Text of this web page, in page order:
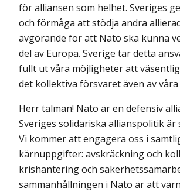
för alliansen som helhet. Sveriges
och förmåga att stödja andra
avgörande för att Nato ska kunna
del av Europa. Sverige tar detta
fullt ut våra möjligheter att
det kollektiva försvaret även av
Herr talman! Nato är en defensiv
Sveriges solidariska allianspolitik är
Vi kommer att engagera oss i
kärnuppgifter: avskräckning och
krishantering och
sammanhållningen i Nato är att